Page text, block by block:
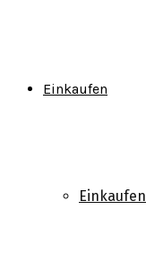
Einkaufen
Einkaufen